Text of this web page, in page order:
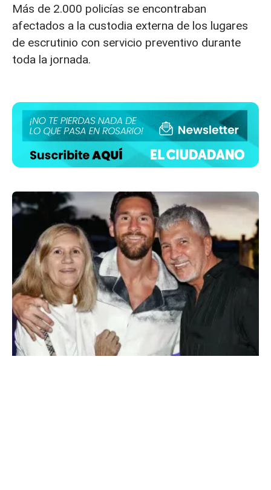
Más de 2.000 policías se encontraban
afectados a la custodia externa de los lugares
de escrutinio con servicio preventivo durante
toda la jornada.